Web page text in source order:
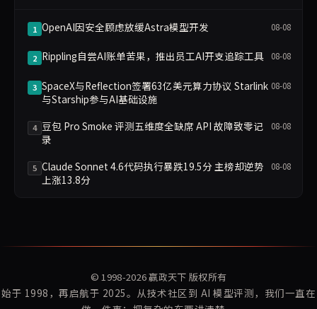
1 OpenAI因安全顾虑放缓Astra模型开发 08-08
2 Rippling自尝AI账单苦果，推出员工AI开支追踪工具 08-08
3 SpaceX与Reflection签署63亿美元算力协议 Starlink
与Starship参与AI基础设施
08-08
4 豆包 Pro Smoke 评测五维度全缺席 API 故障致零记
录
08-08
5 Claude Sonnet 4.6代码执行暴跌19.5分 主榜却逆势
上涨13.8分
08-08
© 1998-2026赢政天下 版权所有
始于 1998，再启航于 2025。从技术社区到 AI 模型评测，我们一直在